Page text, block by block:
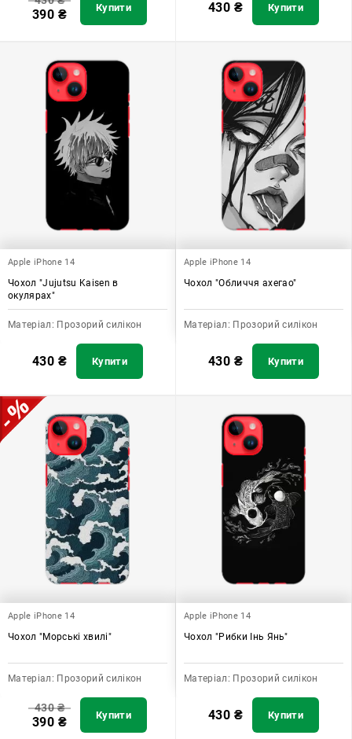
390 ₴ Купити 430 ₴ Купити
Apple iPhone 14
Чохол "Jujutsu Kaisen в
окулярах"
Матеріал: Прозорий силікон
430 ₴ Купити
Apple iPhone 14
Чохол "Обличчя ахегао"
Матеріал: Прозорий силікон
430 ₴ Купити
Apple iPhone 14
Чохол "Морські хвилі"
Матеріал: Прозорий силікон
430₴
390 ₴ Купити
Apple iPhone 14
Чохол "Рибки Інь Янь"
Матеріал: Прозорий силікон
430 ₴ Купити